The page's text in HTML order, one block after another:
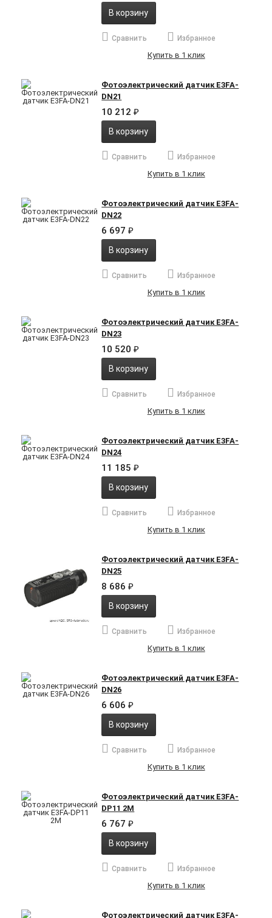
В корзину
Сравнить Избранное
Купить в 1 клик
Фотоэлектрический датчик E3FA-
DN21
10 212₽
В корзину
Сравнить Избранное
Купить в 1 клик
Фотоэлектрический датчик E3FA-
DN22
6 697₽
В корзину
Сравнить Избранное
Купить в 1 клик
Фотоэлектрический датчик E3FA-
DN23
10 520₽
В корзину
Сравнить Избранное
Купить в 1 клик
Фотоэлектрический датчик E3FA-
DN24
11 185₽
В корзину
Сравнить Избранное
Купить в 1 клик
Фотоэлектрический датчик E3FA-
DN25
8 686₽
В корзину
Сравнить Избранное
Купить в 1 клик
Фотоэлектрический датчик E3FA-
DN26
6 606₽
В корзину
Сравнить Избранное
Купить в 1 клик
Фотоэлектрический датчик E3FA-
DP11 2M
6 767₽
В корзину
Сравнить Избранное
Купить в 1 клик
Фотоэлектрический датчик E3FA-